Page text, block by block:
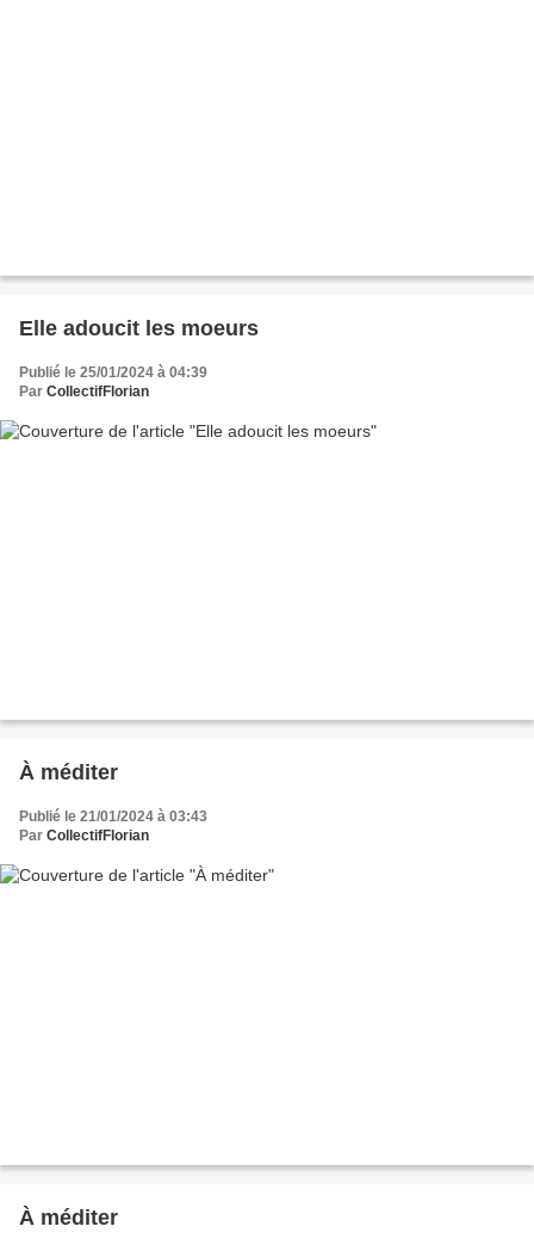
Elle adoucit les moeurs
Publié le 25/01/2024 à 04:39
Par CollectifFlorian
À méditer
Publié le 21/01/2024 à 03:43
Par CollectifFlorian
À méditer